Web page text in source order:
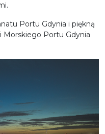
Portu Gdynia i piękną
Morskiego Portu Gdynia